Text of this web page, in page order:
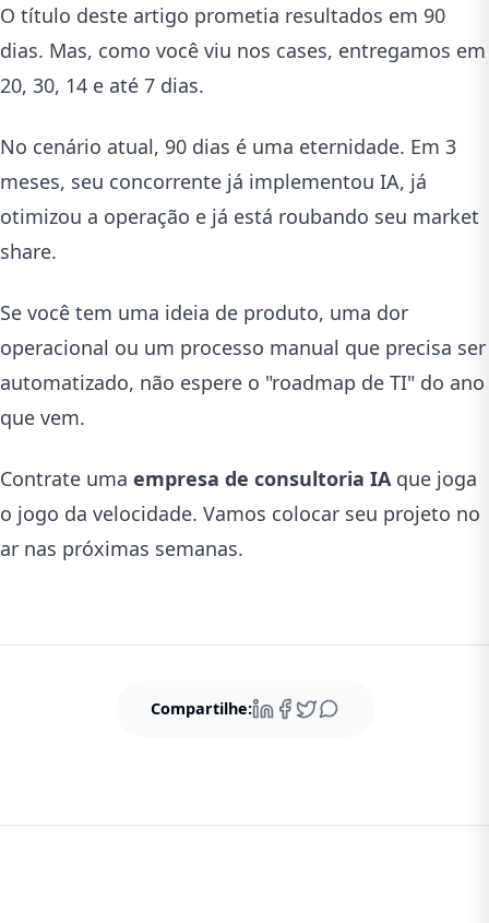
O título deste artigo prometia resultados em 90
dias. Mas, como você viu nos cases, entregamos em
20, 30, 14 e até 7 dias.
No cenário atual, 90 dias é uma eternidade. Em 3
meses, seu concorrente já implementou IA, já
otimizou a operação e já está roubando seu market
share.
Se você tem uma ideia de produto, uma dor
operacional ou um processo manual que precisa ser
automatizado, não espere o "roadmap de TI" do ano
que vem.
Contrate uma empresa de consultoria IAque joga
o jogo da velocidade. Vamos colocar seu projeto no
ar nas próximas semanas.
Compartilhe: